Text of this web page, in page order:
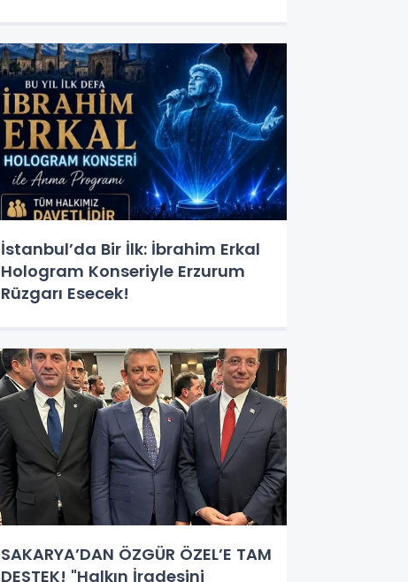
İstanbul’da Bir İlk: İbrahim Erkal
Hologram Konseriyle Erzurum
Rüzgarı Esecek!
SAKARYA’DAN ÖZGÜR ÖZEL’E TAM
DESTEK! "Halkın İradesini